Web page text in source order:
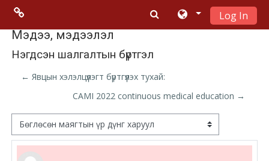
Menu 2
Moodle
community
Moodle
free support
Log In
Мэдээ, мэдээлэл
Нэгдсэн шалгалтын бүртгэл
← Явцын хэлэлцүүлэгт бүртгүүлэх тухай:
CAMI 2022 continuous medical education →
Дэлгэцний горим